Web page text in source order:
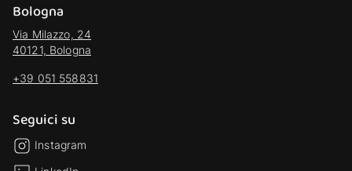
Bologna
Via Milazzo, 24
40121, Bologna
+39 051 558831
Seguici su
Instagram